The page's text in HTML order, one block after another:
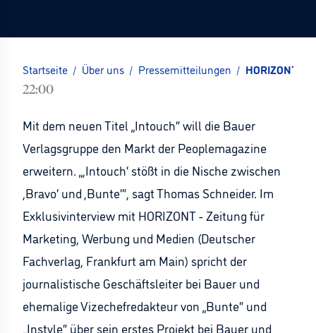
Startseite / Über uns / Pressemitteilungen / HORIZONT
22:00
Mit dem neuen Titel „Intouch“ will die Bauer
Verlagsgruppe den Markt der Peoplemagazine
erweitern. „,Intouch‘ stößt in die Nische zwischen
,Bravo‘ und ,Bunte‘“, sagt Thomas Schneider. Im
Exklusivinterview mit HORIZONT - Zeitung für
Marketing, Werbung und Medien (Deutscher
Fachverlag, Frankfurt am Main) spricht der
journalistische Geschäftsleiter bei Bauer und
ehemalige Vizechefredakteur von „Bunte“ und
„Instyle“ über sein erstes Projekt bei Bauer und